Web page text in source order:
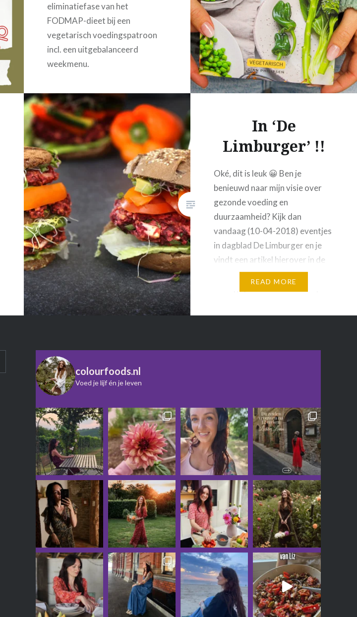
eliminatiefase van het
FODMAP-dieet bij een
vegetarisch voedingspatroon
incl. een uitgebalanceerd
weekmenu.
In ‘De
Limburger’ !!
Oké, dit is leuk 😀 Ben je
benieuwd naar mijn visie over
gezonde voeding en
duurzaamheid? Kijk dan
vandaag (10-04-2018) eventjes
in dagblad De Limburger en je
vindt een artikel hierover in de
rubriek ‘Leef’. Ik vind het heel
voedingspatroon voor ze te
READ MORE
colourfoods.nl
Voed je lijf én je leven